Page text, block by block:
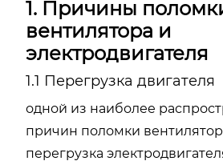
1. Причины
вентилятора и
электродвигателя
1.1 Перегрузка двигателя
одной из наиболее
причин поломки
перегрузка